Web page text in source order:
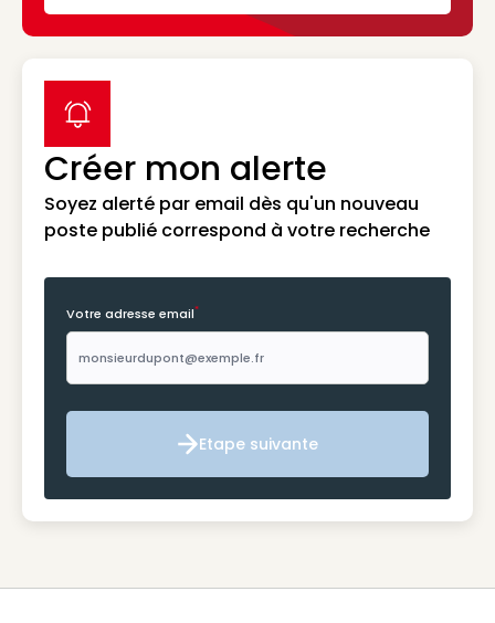
Créer mon alerte
Soyez alerté par email dès qu'un nouveau
poste publié correspond à votre recherche
label icon
Votre adresse email*
Etape suivante
Etape suivante